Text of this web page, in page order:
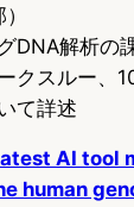
DNA解析の
クスルー、
て詳述
AI tool
human